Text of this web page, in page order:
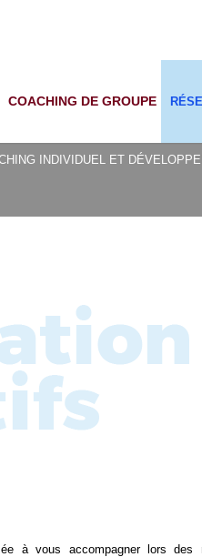
COACHING DE GROUPE
INDIVIDUEL ET
à vous accompagner lors des